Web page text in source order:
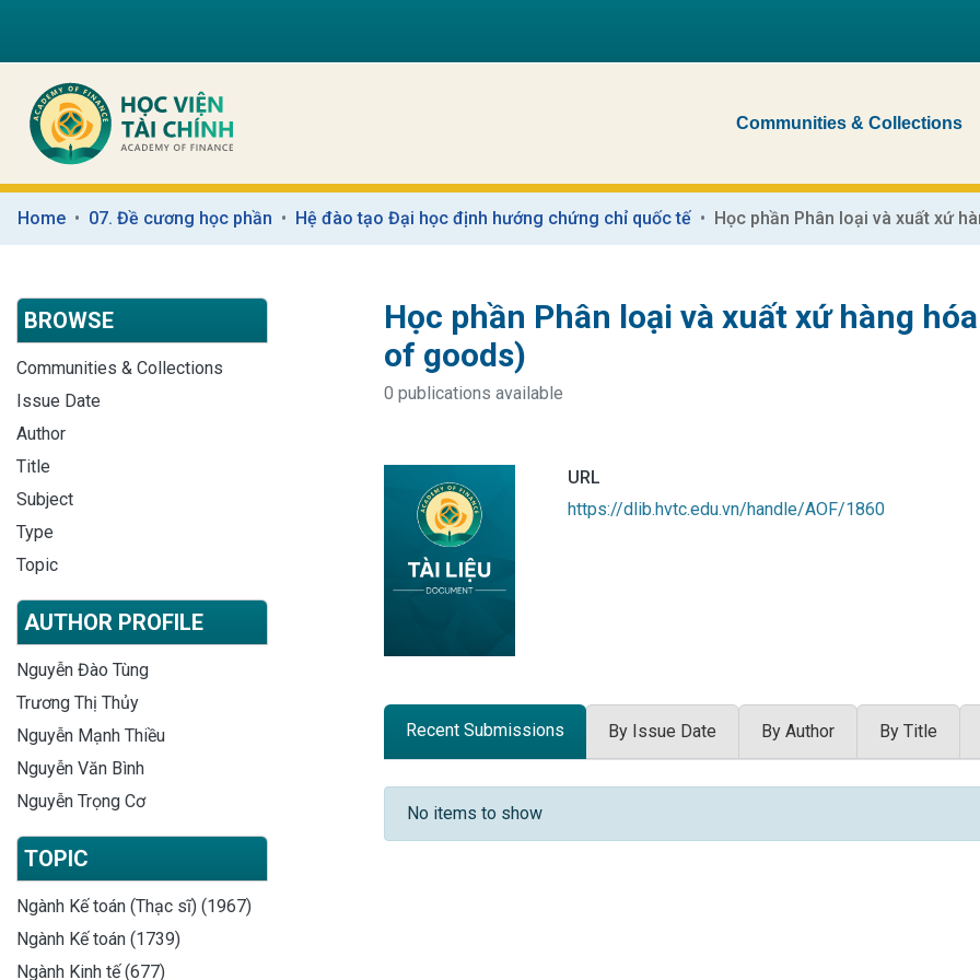
Communities & Collections
Home 07. Đề cương học phần Hệ đào tạo Đại học định hướng chứng chỉ quốc tế
BROWSE
Communities & Collections
Issue Date
Author
Title
Subject
Type
Topic
AUTHOR PROFILE
Nguyễn Đào Tùng
Trương Thị Thủy
Nguyễn Mạnh Thiều
Nguyễn Văn Bình
Nguyễn Trọng Cơ
TOPIC
Ngành Kế toán (Thạc sĩ) (1967)
Ngành Kế toán (1739)
Ngành Kinh tế (677)
Học phần Phân loại và xuất xứ hàng
of goods)
0 publications available
URL
https://dlib.hvtc.edu.vn/handle/AOF/1860
Recent Submissions By Issue Date By Author By Title
Recent Submissions
No items to show